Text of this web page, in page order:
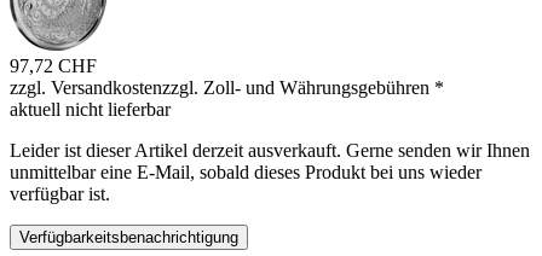
97,72 CHF
zzgl. Versandkostenzzgl. Zoll- und Währungsgebühren *
aktuell nicht lieferbar
Leider ist dieser Artikel derzeit ausverkauft. Gerne senden wir Ihnen
unmittelbar eine E-Mail, sobald dieses Produkt bei uns wieder
verfügbar ist.
Verfügbarkeitsbenachrichtigung